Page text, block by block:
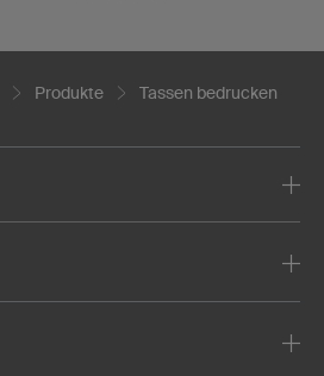
Produkte Tassen bedrucken